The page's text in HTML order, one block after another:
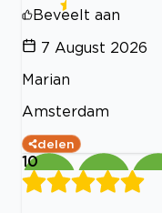
Beveelt aan
7 August 2026
Marian
Amsterdam
delen
10